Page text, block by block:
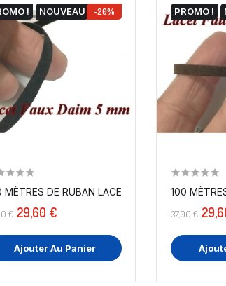
LACET LIEN EN DAIM EN 5 MM MARRON- CHOCO - A...
! NOUVEAU -20%
MÈTRES DE RUBAN LACET FAUX DAIM EN 5
€ 29,60 €
Ajouter Au Panier
PROMO !
100
37,00 €